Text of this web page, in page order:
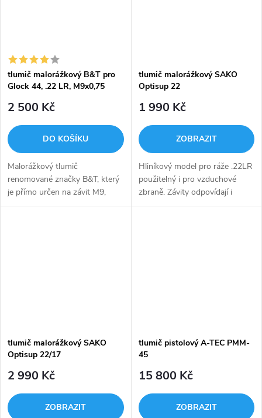
tlumič malorážkový B&T pro
Glock 44, .22 LR, M9x0,75
2 500 Kč
DO KOŠÍKU
Malorážkový tlumič
renomované značky B&T, který
je přímo určen na závit M9,
kterým je opatřena hlaveň
tlumič malorážkový SAKO
Optisup 22
1 990 Kč
ZOBRAZIT
Hliníkový model pro ráže .22LR
použitelný i pro vzduchové
zbraně. Závity odpovídají i
provedení zbraní CZUB
tlumič malorážkový SAKO
Optisup 22/17
2 990 Kč
ZOBRAZIT
tlumič pistolový A-TEC PMM-
45
15 800 Kč
ZOBRAZIT